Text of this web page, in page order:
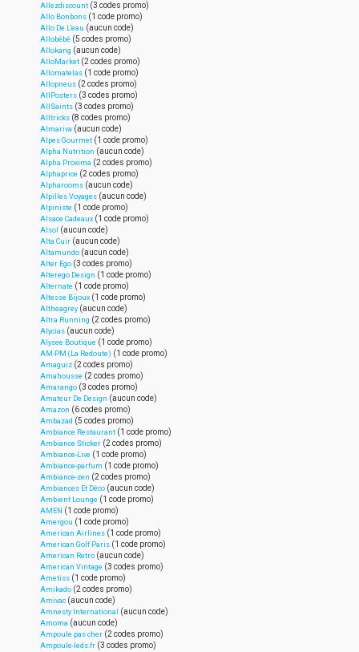
Allezdiscount (3 codes promo)
Allo Bonbons (1 code promo)
Allo De L'eau (aucun code)
Allobébé (5 codes promo)
Allokang (aucun code)
AlloMarket (2 codes promo)
Allomatelas (1 code promo)
Allopneus (2 codes promo)
AllPosters (3 codes promo)
AllSaints (3 codes promo)
Alltricks (8 codes promo)
Almariva (aucun code)
Alpes Gourmet (1 code promo)
Alpha Nutrition (aucun code)
Alpha Proxima (2 codes promo)
Alphaprice (2 codes promo)
Alpharooms (aucun code)
Alpilles Voyages (aucun code)
Alpiniste (1 code promo)
Alsace Cadeaux (1 code promo)
Alsol (aucun code)
Alta Cuir (aucun code)
Altamundo (aucun code)
Alter Ego (3 codes promo)
Alterego Design (1 code promo)
Alternate (1 code promo)
Altesse Bijoux (1 code promo)
Altheagrey (aucun code)
Altra Running (2 codes promo)
Alycias (aucun code)
Alysee Boutique (1 code promo)
AM-PM (La Redoute) (1 code promo)
Amaguiz (2 codes promo)
Amahousse (2 codes promo)
Amarango (3 codes promo)
Amateur De Design (aucun code)
Amazon (6 codes promo)
Ambazad (5 codes promo)
Ambiance Restaurant (1 code promo)
Ambiance Sticker (2 codes promo)
Ambiance-Live (1 code promo)
Ambiance-parfum (1 code promo)
Ambiance-zen (2 codes promo)
Ambiances Et Déco (aucun code)
Ambient Lounge (1 code promo)
AMEN (1 code promo)
Amergou (1 code promo)
American Airlines (1 code promo)
American Golf Paris (1 code promo)
American Retro (aucun code)
American Vintage (3 codes promo)
Ametiss (1 code promo)
Amikado (2 codes promo)
Amivac (aucun code)
Amnesty International (aucun code)
Amoma (aucun code)
Ampoule pas cher (2 codes promo)
Ampoule-leds.fr (3 codes promo)